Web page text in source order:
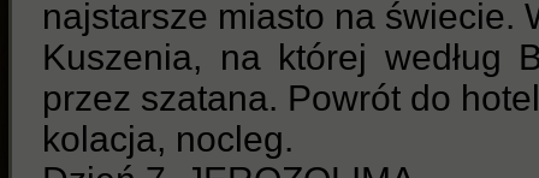
najstarsze miasto na świecie.
Kuszenia, na której według
przez szatana. Powrót do
kolacja, nocleg.